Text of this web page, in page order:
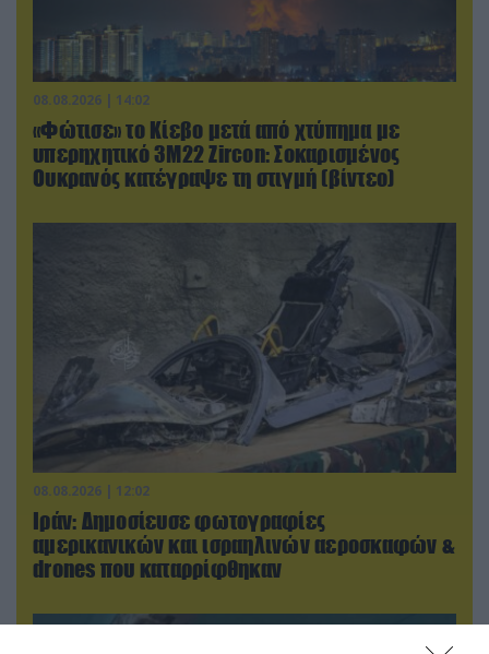
08.08.2026 | 14:02
«Φώτισε» το Κίεβο μετά από χτύπημα με
υπερηχητικό 3M22 Zircon: Σοκαρισμένος
Ουκρανός κατέγραψε τη στιγμή (βίντεο)
08.08.2026 | 12:02
Ιράν: Δημοσίευσε φωτογραφίες
αμερικανικών και ισραηλινών αεροσκαφών &
drones που καταρρίφθηκαν